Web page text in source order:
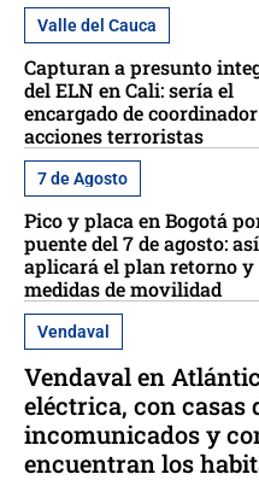
Valle del Cauca
Capturan a presunto
del ELN en Cali: sería el
encargado de coordinador
acciones terroristas
7 de Agosto
Pico y placa en Bogotá
puente del 7 de agosto: así
aplicará el plan retorno y
medidas de movilidad
Vendaval
Vendaval en
eléctrica, con casas
incomunicados y
encuentran los